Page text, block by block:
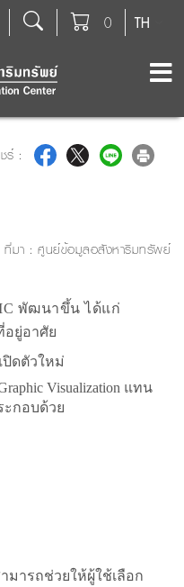
TH
0
ร์ :
ที่มา : ศูนย์ข้อมูลอสังหาริมทรัพย์
พัฒนาขึ้น ได้แก่
อยู่อาศัย
ดตัวใหม่
Visualization แทน
ะกอบด้วย
มารถช่วยให้ผู้ใช้เลือก